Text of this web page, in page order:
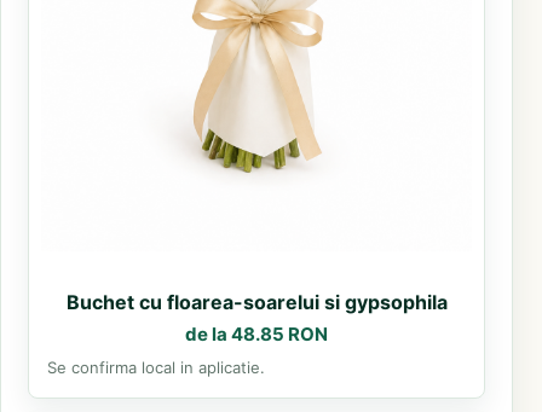
Buchet cu floarea-soarelui si gypsophila
de la 48.85 RON
Se confirma local in aplicatie.